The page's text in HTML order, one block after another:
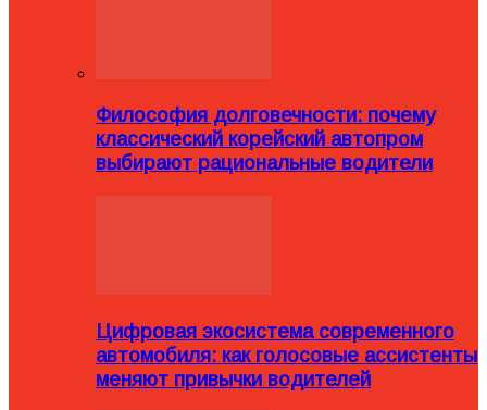
Философия долговечности: почему
классический корейский автопром
выбирают рациональные водители
Цифровая экосистема современного
автомобиля: как голосовые ассистенты
меняют привычки водителей